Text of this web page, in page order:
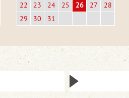
22
23 24 25 26 27
28
29
30 31